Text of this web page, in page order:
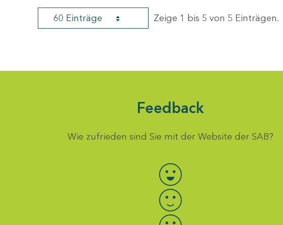
60 Einträge Zeige 1 bis 5 von 5 Einträgen.
Feedback
Wie zufrieden sind Sie mit der Website der SAB?
Bewertung auswählen